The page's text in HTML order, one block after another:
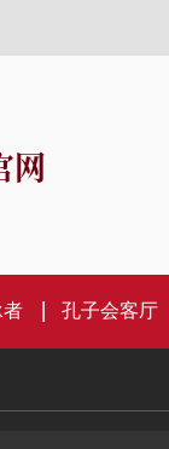
网
者 孔子会客厅